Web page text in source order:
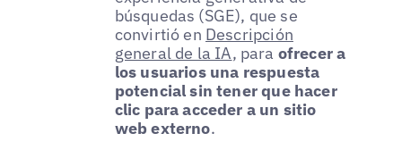
búsquedas (SGE), que se
convirtió en Descripción
general de la IA, para ofrecer a
los usuarios una respuesta
potencial sin tener que hacer
clic para acceder a un sitio
web externo.